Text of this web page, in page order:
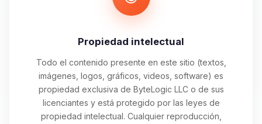
Propiedad intelectual
Todo el contenido presente en este sitio (textos,
imágenes, logos, gráficos, videos, software) es
propiedad exclusiva de ByteLogic LLC o de sus
licenciantes y está protegido por las leyes de
propiedad intelectual. Cualquier reproducción,